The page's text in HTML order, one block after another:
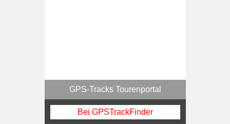
GPS-Tracks Tourenportal
Bei GPSTrackFinder